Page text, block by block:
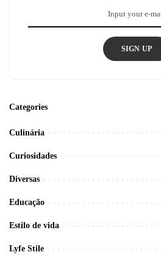
SIGN UP
Categories
Culinária
Curiosidades
Diversas
Educação
Estilo de vida
Lyfe Stile